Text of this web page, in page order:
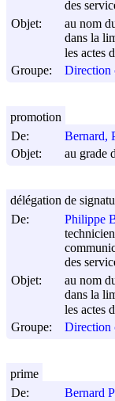
des
Objet:
au nom
dans la
les actes
Groupe:
Direction
De:
Bernard,
Objet:
au grade
promotion
De:
Philippe
des
Objet:
au nom
dans la
les actes
Groupe:
Direction
délégation de
De:
Bernard
prime